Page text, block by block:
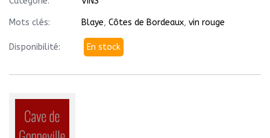
Mots clés: Blaye, Côtes de Bordeaux, vin rouge
Disponibilité: En stock